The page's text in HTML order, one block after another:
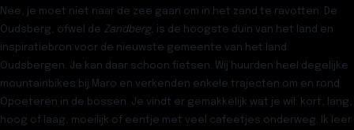
Nee, je moet niet naar de zee gaan om in het zand te ravotten. De
Oudsberg, ofwel de Zandberg, is de hoogste duin van het land en
inspiratiebron voor de nieuwste gemeente van het land:
Oudsbergen. Je kan daar schoon fietsen. Wij huurden heel degelijke
mountainbikes bij Maro en verkenden enkele trajecten om en rond
Opoeteren in de bossen. Je vindt er gemakkelijk wat je wil: kort, lang,
hoog of laag, moeilijk of eentje met veel cafeetjes onderweg. Ik leer